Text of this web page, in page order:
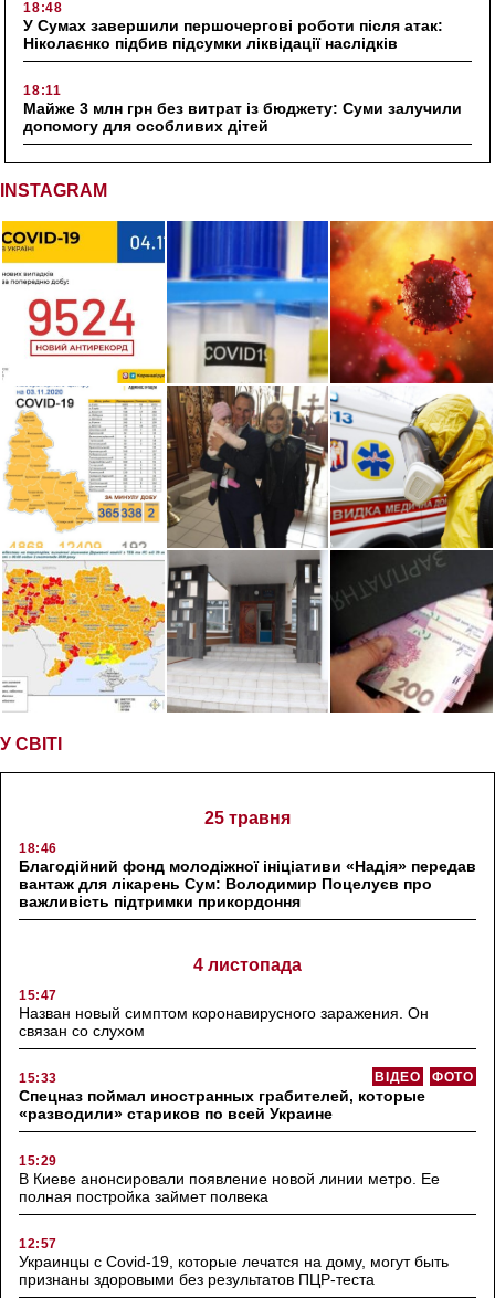
18:48
У Сумах завершили першочергові роботи після атак:
Ніколаєнко підбив підсумки ліквідації наслідків
18:11
Майже 3 млн грн без витрат із бюджету: Суми залучили
допомогу для особливих дітей
INSTAGRAM
У СВІТІ
25 травня
18:46
Благодійний фонд молодіжної ініціативи «Надія» передав
вантаж для лікарень Сум: Володимир Поцелуєв про
важливість підтримки прикордоння
4 листопада
15:47
Назван новый симптом коронавирусного заражения. Он
связан со слухом
15:33 ФОТО
ВІДЕО
Спецназ поймал иностранных грабителей, которые
«разводили» стариков по всей Украине
15:29
В Киеве анонсировали появление новой линии метро. Ее
полная постройка займет полвека
12:57
Украинцы с Covid-19, которые лечатся на дому, могут быть
признаны здоровыми без результатов ПЦР-теста